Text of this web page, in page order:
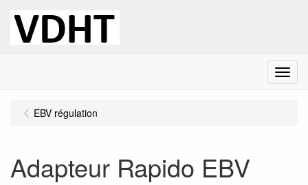
Menu
EBV régulation
Adapteur Rapido EBV